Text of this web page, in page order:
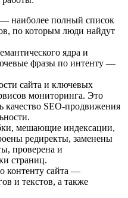
наиболее полный список
по которым люди найдут
ядра и
фразы по интенту —
сайта и ключевых
мониторинга. Это
качество SEO-продвижения
мешающие индексации,
редиректы, заменены
проверена и
страниц.
контенту сайта —
и текстов, а также